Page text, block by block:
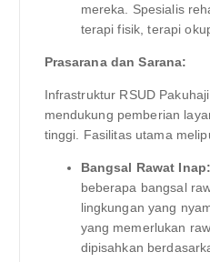
mereka. Spesialis
terapi fisik, terapi
Prasarana dan Sarana:
Infrastruktur RSUD
mendukung pemberian
tinggi. Fasilitas utama
Bangsal Rawat Inap:
beberapa bangsal
lingkungan yang
yang memerlukan
dipisahkan